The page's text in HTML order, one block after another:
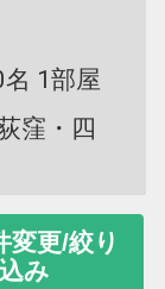
1部屋
窪・四
変更/絞り
込み